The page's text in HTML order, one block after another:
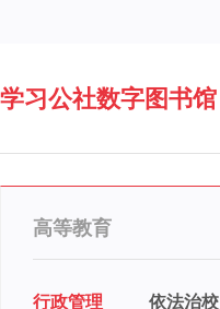
学习公社数字图书馆
高等教育
行政管理 依法治校